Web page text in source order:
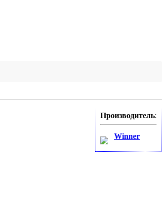
Производитель:
Winner